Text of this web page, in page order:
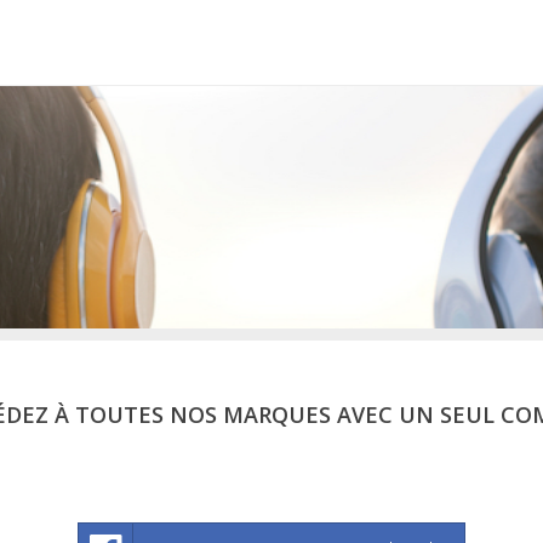
À TOUTES NOS MARQUES AVEC UN SEUL